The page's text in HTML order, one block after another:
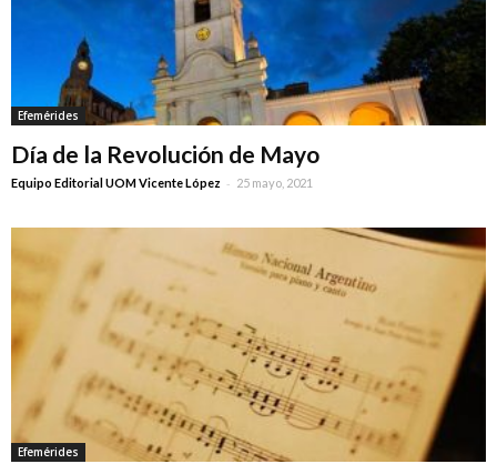
Efemérides
Día de la Revolución de Mayo
Equipo Editorial UOM Vicente López - 25 mayo, 2021
Efemérides